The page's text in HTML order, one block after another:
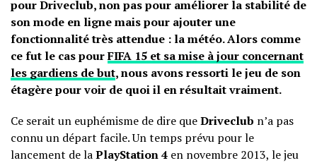
pour Driveclub, non pas pour améliorer la stabilité de
son mode en ligne mais pour ajouter une
fonctionnalité très attendue : la météo. Alors comme
ce fut le cas pourFIFA 15 et sa mise à jour concernant
les gardiens de but, nous avons ressorti le jeu de son
étagère pour voir de quoi il en résultait vraiment.
Ce serait un euphémisme de dire queDriveclub n’a pas
connu un départ facile. Un temps prévu pour le
lancement de laPlayStation 4 en novembre 2013, le jeu